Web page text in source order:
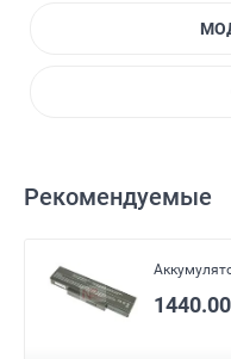
Рекомендуемые
1440.00